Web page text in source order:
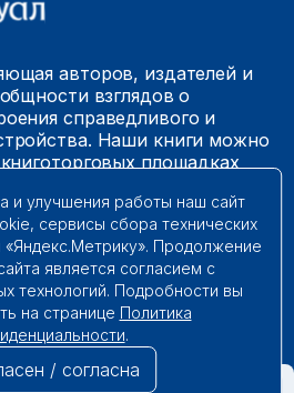
авторов, издателей и
взглядов о
справедливого и
Наши книги можно
площадках
защищены.
и улучшения работы наш сайт
сервисы сбора технических
«Яндекс.Метрику». Продолжение
является согласием с
технологий. Подробности вы
на странице Политика
.
/ согласна